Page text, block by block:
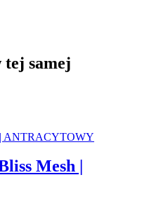
tej samej
Mesh |